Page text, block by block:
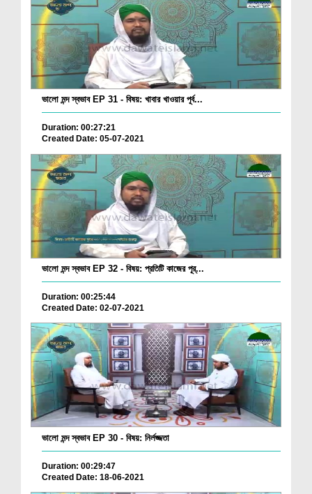
ভালো মন্দ স্বভাব EP 31 - বিষয়: খাবার খাওয়ার পূর্ব...
Duration: 00:27:21
Created Date: 05-07-2021
ভালো মন্দ স্বভাব EP 32 - বিষয়: প্রতিটি কাজের পূর্...
Duration: 00:25:44
Created Date: 02-07-2021
ভালো মন্দ স্বভাব EP 30 - বিষয়: নির্লজ্জতা
Duration: 00:29:47
Created Date: 18-06-2021